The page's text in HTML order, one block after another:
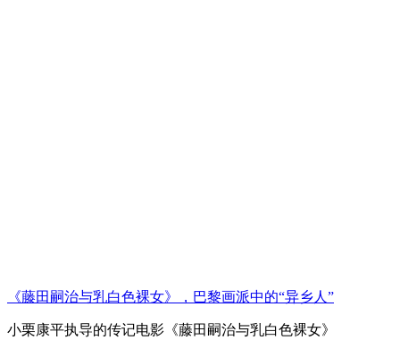
《藤田嗣治与乳白色裸女》，巴黎画派中的“异乡人”
小栗康平执导的传记电影《藤田嗣治与乳白色裸女》